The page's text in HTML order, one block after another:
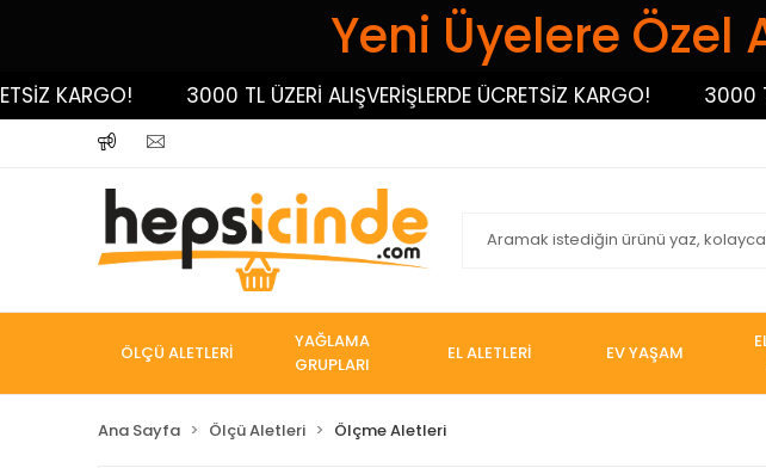
Yeni Üyelere Özel
KARGO! 3000 TL ÜZERİ ALIŞVERİŞLERDE ÜCRETSİZ KARGO! 3000 TL
ÖLÇÜ ALETLERİ
YAĞLAMA
GRUPLARI
EL ALETLERİ EV YAŞAM
Ana Sayfa Ölçü Aletleri Ölçme Aletleri